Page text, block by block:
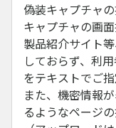
偽装キャプチャ
キャプチャの画
製品紹介サイト
しておらず、利
をテキストでご指
また、機密情報
るようなページ